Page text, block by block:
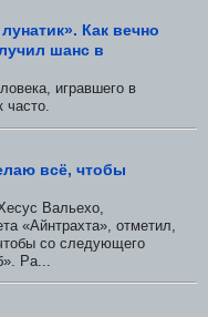
Как вечно
шанс в
игравшего в
всё, чтобы
Вальехо,
«Айнтрахта», отметил,
со следующего
Ра...